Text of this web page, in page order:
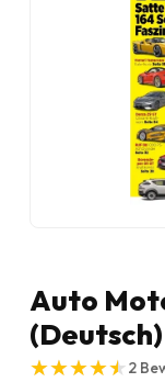
Auto
(Deutsch)
★
★★
★★
★★
★★
★2